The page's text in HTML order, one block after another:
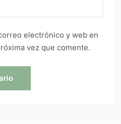
electrónico y web en
vez que comente.